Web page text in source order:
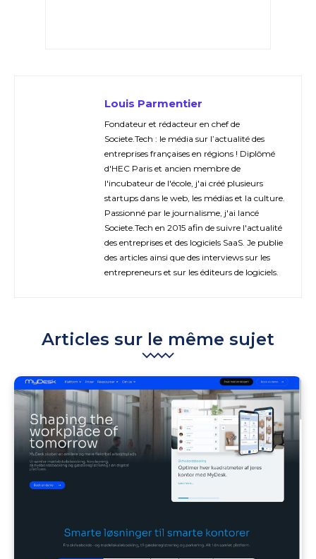
Louis Parmentier
Fondateur et rédacteur en chef de
Societe.Tech : le média sur l’actualité des
entreprises françaises en régions ! Diplômé
d'HEC Paris et ancien membre de
l'incubateur de l'école, j'ai créé plusieurs
startups dans le web, les médias et la culture.
Passionné par le journalisme, j'ai lancé
Societe.Tech en 2015 afin de suivre l'actualité
des entreprises et des logiciels SaaS. Je publie
des articles ainsi que des interviews sur les
entrepreneurs et sur les éditeurs de logiciels.
Articles sur le même sujet